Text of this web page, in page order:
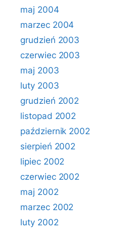
maj 2004
marzec 2004
grudzień 2003
czerwiec 2003
maj 2003
luty 2003
grudzień 2002
listopad 2002
październik 2002
sierpień 2002
lipiec 2002
czerwiec 2002
maj 2002
marzec 2002
luty 2002